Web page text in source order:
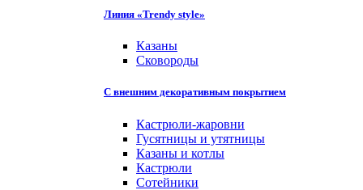
Линия «Trendy style»
Казаны
Сковороды
С внешним декоративным покрытием
Кастрюли-жаровни
Гусятницы и утятницы
Казаны и котлы
Кастрюли
Сотейники